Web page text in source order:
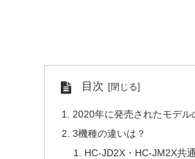
目次
2020年に発売されたモデル
3機種の違いは？
HC-JD2X・HC-JM2X共